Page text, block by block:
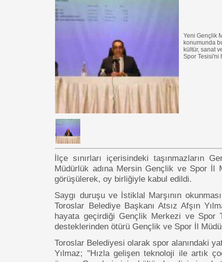
Yeni Gençlik
konumunda
kültür, sanat
Spor Tesisi'ni
İlçe sınırları içerisindeki taşınmazların
Müdürlük adına Mersin Gençlik ve Spor İl
görüşülerek, oy birliğiyle kabul edildi.
Saygı duruşu ve İstiklal Marşının
Toroslar Belediye Başkanı Atsız Afşın
hayata geçirdiği Gençlik Merkezi ve Spor
desteklerinden ötürü Gençlik ve Spor İl
Toroslar Belediyesi olarak spor alanındaki
Yılmaz; "Hızla gelişen teknoloji ile artık